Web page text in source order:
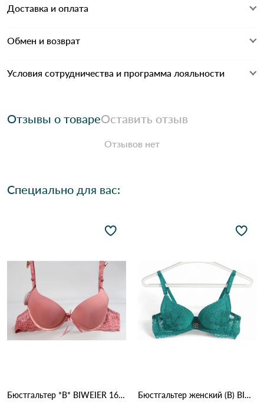
Доставка и оплата
Обмен и возврат
Условия сотрудничества и программа лояльности
Отзывы о товареОставить отзыв
Отзывов нет
Специально для вас:
Бюстгальтер *В* BIWEIER 1666 9.2 Оранжевый Бюстгальтер женский (B) BIWEIER 87718 7,2 Зеленый